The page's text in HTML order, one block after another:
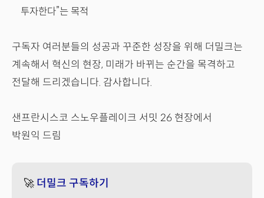
투자한다”는 목적
구독자 여러분들의 성공과 꾸준한 성장을 위해 더밀크는
계속해서 혁신의 현장, 미래가 바뀌는 순간을 목격하고
전달해 드리겠습니다. 감사합니다.
샌프란시스코 스노우플레이크 서밋 26 현장에서
박원익 드림
🚀 더밀크 구독하기